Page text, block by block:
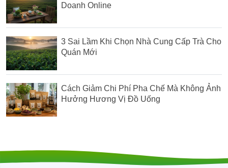
Doanh Online
3 Sai Lầm Khi Chọn Nhà Cung Cấp Trà Cho
Quán Mới
Cách Giảm Chi Phí Pha Chế Mà Không Ảnh
Hưởng Hương Vị Đồ Uống